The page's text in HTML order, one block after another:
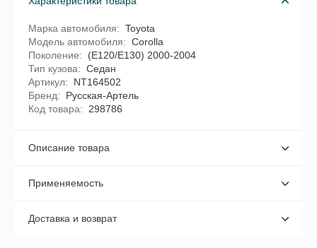
Марка автомобиля
Toyota
Модель автомобиля
Corolla
Поколение
(E120/E130) 2000-2004
Тип кузова
Седан
Артикул
NT164502
Бренд
Русская-Артель
Код товара
298786
Описание товара
Применяемость
Доставка и возврат